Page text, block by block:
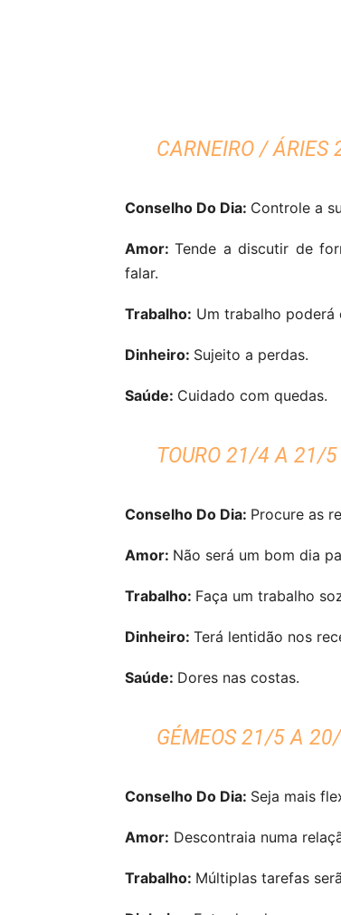
CARNEIRO /
Conselho Do Dia: Controle a
Amor:Tende a discutir de
falar.
Trabalho: Um trabalho poderá
Dinheiro: Sujeito a perdas.
Saúde: Cuidado com quedas.
TOURO 21/4 A 21/5
Conselho Do Dia: Procure as
Amor: Não será um bom dia
Trabalho: Faça um trabalho
Dinheiro: Terá lentidão nos
Saúde: Dores nas costas.
GÉMEOS 21/5 A
Conselho Do Dia: Seja mais
Amor: Descontraia numa
Trabalho: Múltiplas tarefas